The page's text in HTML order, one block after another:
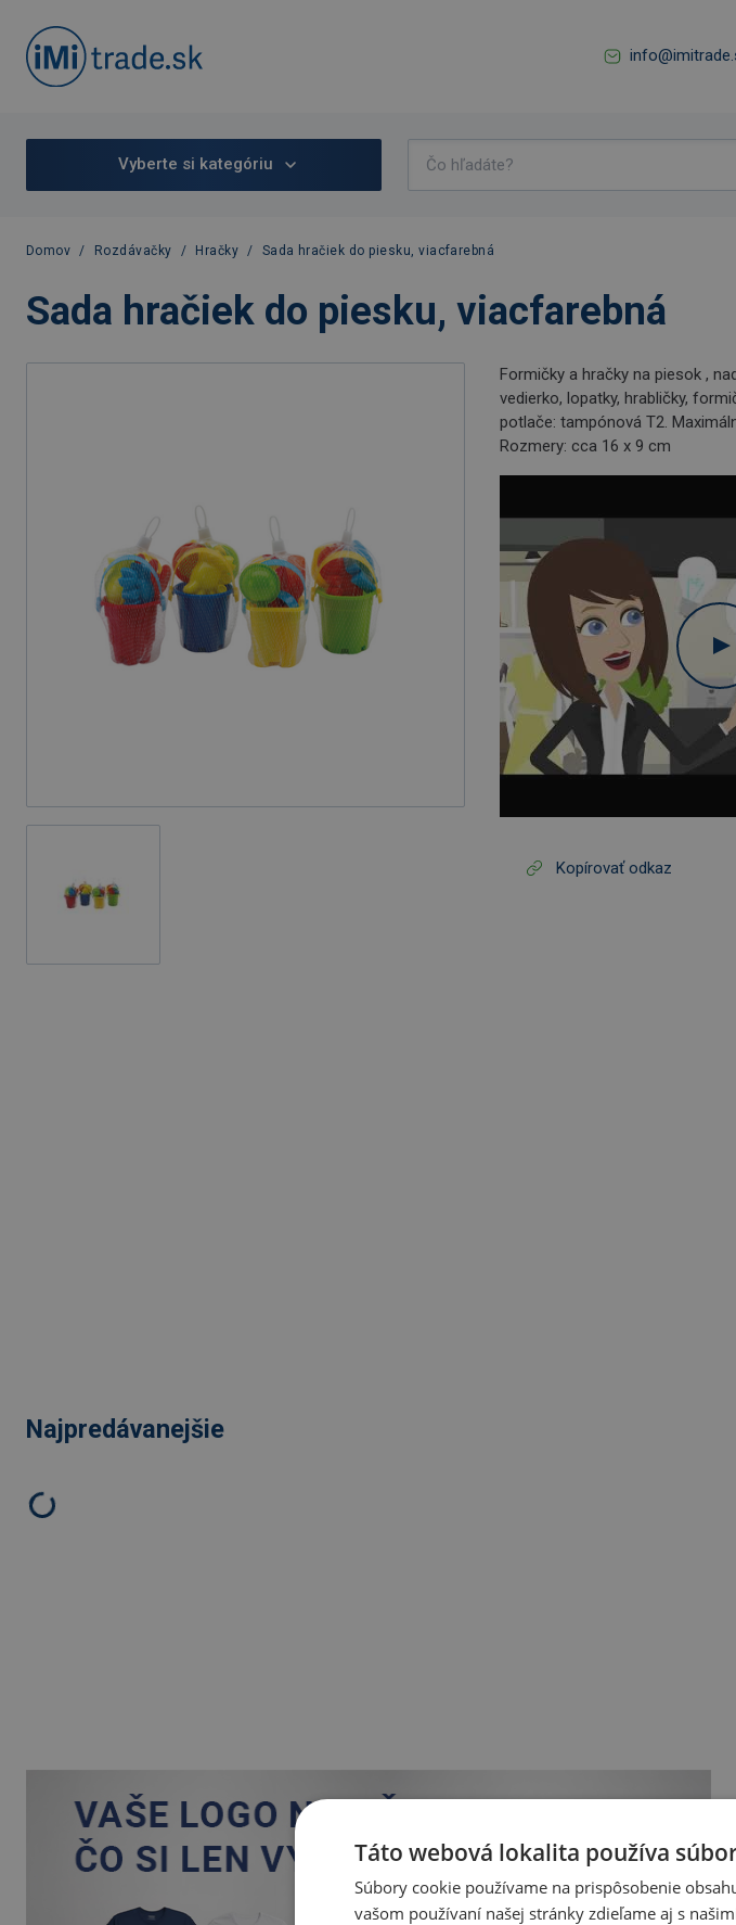
Vyberte si kategóriu
Domov / Rozdávačky / Hračky / Sada hračiek do piesku, viacfarebná
Sada hračiek do piesku, viacfarebná
Formičky a hračky na piesok ,
vedierko, lopatky, hrabličky,
potlače: tampónová T2.
Rozmery: cca 16 x 9 cm
Kopírovať odkaz
Najpredávanejšie
Táto webová lokalita používa
Súbory cookie používame na prispôsobenie
vašom používaní našej stránky zdieľame aj s